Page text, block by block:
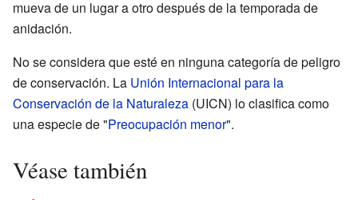
mueva de un lugar a otro después de la temporada de
anidación.
No se considera que esté en ninguna categoría de peligro
de conservación. La Unión Internacional para la
Conservación de la Naturaleza (UICN) lo clasifica como
una especie de "Preocupación menor".
Véase también